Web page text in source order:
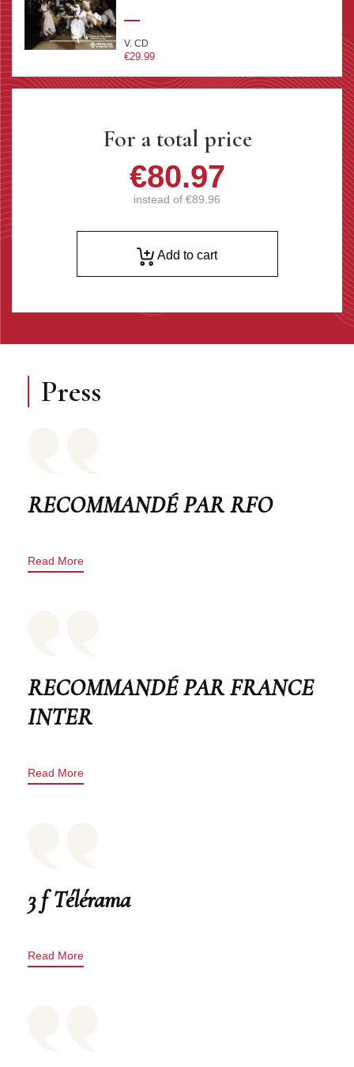
V. CD
€29.99
For a total price
€80.97
instead of €89.96
Add to cart
Press
RECOMMANDÉ PAR RFO
Read More
RECOMMANDÉ PAR FRANCE
INTER
Read More
3 f Télérama
Read More